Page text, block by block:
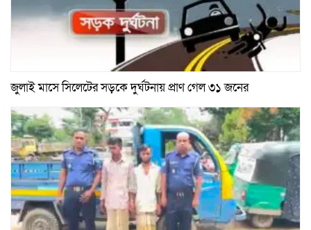
জুলাই মাসে সিলেটের সড়কে দুর্ঘটনায় প্রাণ গেল ৩১ জনের